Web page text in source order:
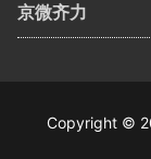
京微齐力
Copyright ©